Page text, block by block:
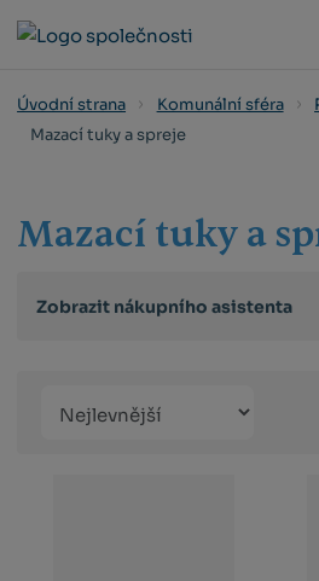
Úvodní strana Komunální sféra
Mazací tuky a spreje
Mazací tuky a
Zobrazit nákupního asistenta
produktů